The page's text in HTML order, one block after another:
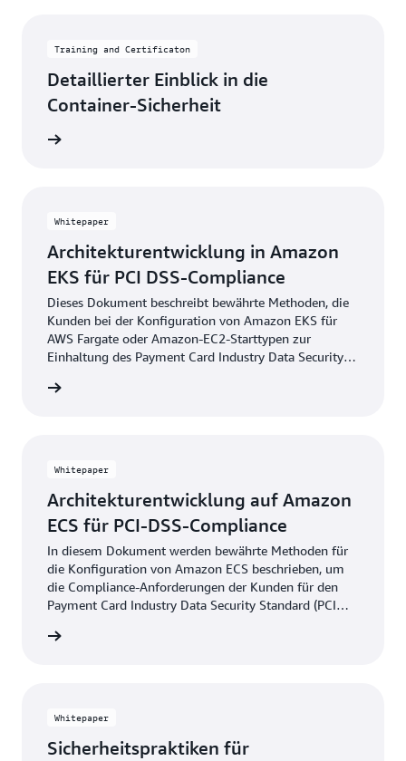
Training and Certificaton
Detaillierter Einblick in die
Container-Sicherheit
Whitepaper
Architekturentwicklung in Amazon
EKS für PCI DSS-Compliance
Dieses Dokument beschreibt bewährte Methoden, die
Kunden bei der Konfiguration von Amazon EKS für
AWS Fargate oder Amazon-EC2-Starttypen zur
Einhaltung des Payment Card Industry Data Security
Whitepaper
Architekturentwicklung auf Amazon
ECS für PCI-DSS-Compliance
In diesem Dokument werden bewährte Methoden für
die Konfiguration von Amazon ECS beschrieben, um
die Compliance-Anforderungen der Kunden für den
Payment Card Industry Data Security Standard (PCI
Whitepaper
Sicherheitspraktiken für